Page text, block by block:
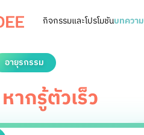
กิจกรรมและโปรโมชันบทความ
อายุรกรรม
ากรู้ตัวเร็ว